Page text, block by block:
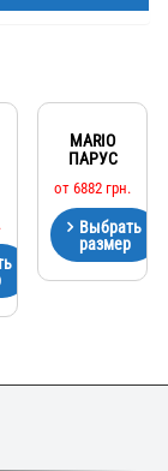
MARIO
ПАРУС
от6882 грн.
Выбрать
размер